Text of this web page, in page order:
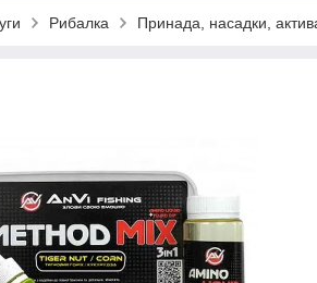
Рибалка Принада, насадки,